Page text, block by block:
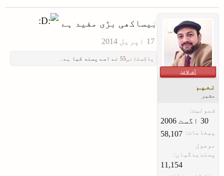
آف لائن
نعیم
مشیر
شمولیت:
پیغامات: 58,107
موصول
پسندیدگیاں:
11,154
بیساکھی بڑی مفید ہے
پاکستانی55 نے اسے پسند کیا ہے۔